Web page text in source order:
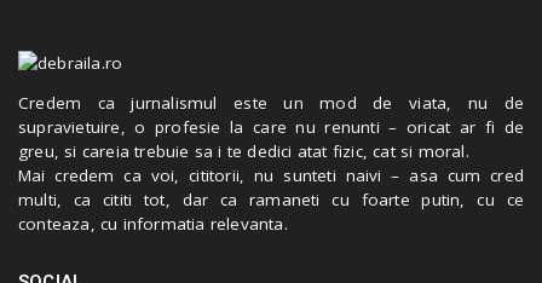
Credem ca jurnalismul este un mod de viata, nu de
supravietuire, o profesie la care nu renunti – oricat ar fi de
greu, si careia trebuie sa i te dedici atat fizic, cat si moral.
Mai credem ca voi, cititorii, nu sunteti naivi – asa cum cred
multi, ca cititi tot, dar ca ramaneti cu foarte putin, cu ce
conteaza, cu informatia relevanta.